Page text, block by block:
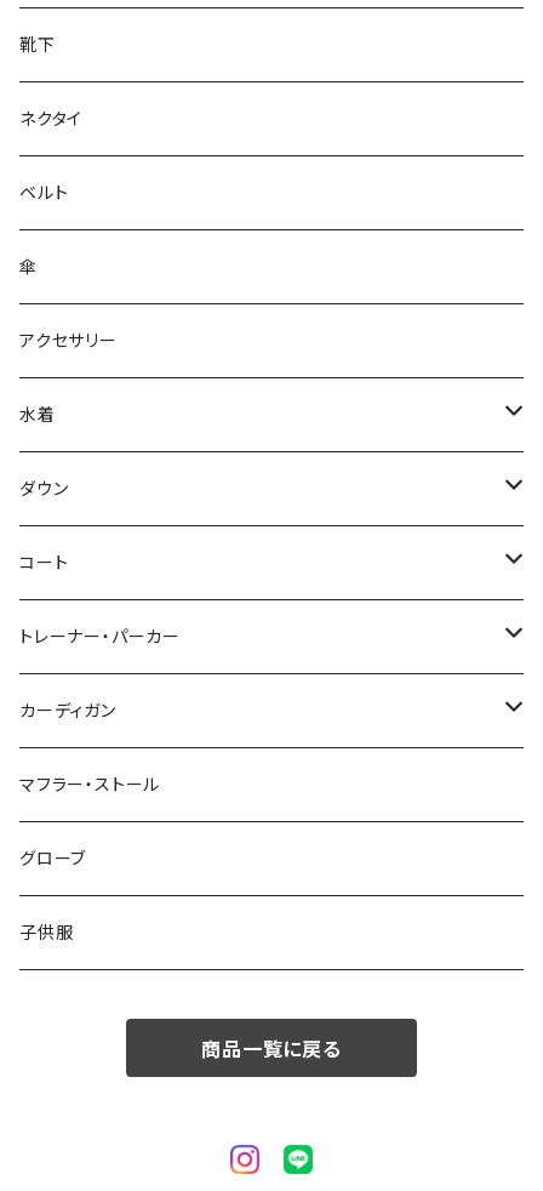
靴下
ネクタイ
ベルト
傘
アクセサリー
水着
～44/S
46/M
48/L
50/XL～
ダウン
～44/S
46/M
48/L
50/XL～
コート
～44/S
46/M
48/L
50/XL～
トレーナー・パーカー
～44/S
46/M
48/L
50/XL～
カーディガン
～44/S
46/M
48/L
マフラー・ストール
グローブ
子供服
商品一覧に戻る